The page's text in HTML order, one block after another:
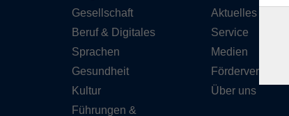
Gesellschaft
Beruf & Digitales
Sprachen
Gesundheit
Kultur
Führungen &
Aktuelles
Service
Medien
Förderverein
Über uns